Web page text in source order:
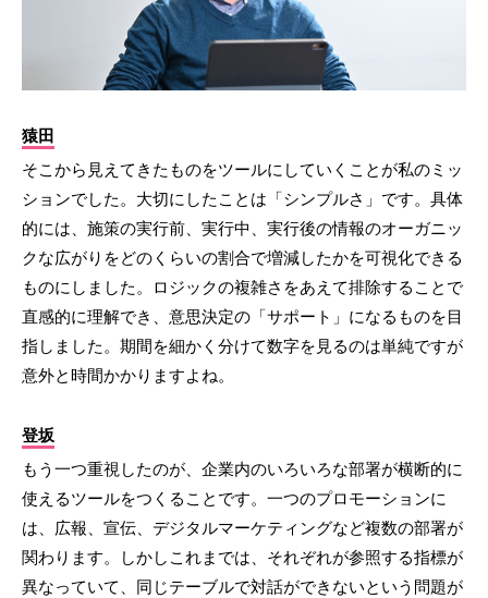
猿田
そこから見えてきたものをツールにしていくことが私のミッ
ションでした。大切にしたことは「シンプルさ」です。具体
的には、施策の実行前、実行中、実行後の情報のオーガニッ
クな広がりをどのくらいの割合で増減したかを可視化できる
ものにしました。ロジックの複雑さをあえて排除することで
直感的に理解でき、意思決定の「サポート」になるものを目
指しました。期間を細かく分けて数字を見るのは単純ですが
意外と時間かかりますよね。
登坂
もう一つ重視したのが、企業内のいろいろな部署が横断的に
使えるツールをつくることです。一つのプロモーションに
は、広報、宣伝、デジタルマーケティングなど複数の部署が
関わります。しかしこれまでは、それぞれが参照する指標が
異なっていて、同じテーブルで対話ができないという問題が